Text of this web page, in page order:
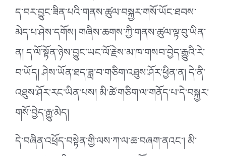
ད་བར་བྱུང་ཟིན་པའི་གནས་ཚུལ་བསྐྱར་གསོ་ཡོང་ཐབས་
མེད་པ་ཤེས་དགོས། གཞིས་ཆགས་ཀྱི་གནས་ཚུལ་ལྟ་བུ་ཡིན་
ན། ད་ལོ་སྟོན་ཉེས་བྱུང་ཡང་ལོ་རྗེས་མ་ཁ་གསབ་བྱེད་རྒྱུའི་རེ་
བ་ཡོད། ཤེས་ཡོན་ཐད་ཟླ་བ་གཅིག་འཐུས་ཤོར་ཕྱིན་ན། དེ་ནི་
འཐུས་ཤོར་རང་ཡིན་པས། མི་ཚེ་གཅིག་ལ་གནོད་པ་དེ་བསྐྱར་
གསོ་བྱེད་རྒྱུ་མེད།
དེ་བཞིན་འཕྲོད་བསྟེན་གྱི་ལས་ཀ་ལ་ཆ་བཞག་ནའང༌། མི་